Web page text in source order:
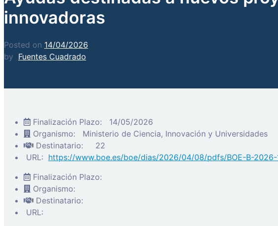
innovadoras
Posted on 14/04/2026
by Fuentes Cuadrado
Finalización Plazo:
14/05/2026
Organismo:
Ministerio de Ciencia, Innovación y Universidades
Destinatario:
22
URL: https://www.boe.es/boe/dias/2026/04/08/pdfs/BOE-B-2026-
Finalización Plazo:
Organismo:
Destinatario:
URL: